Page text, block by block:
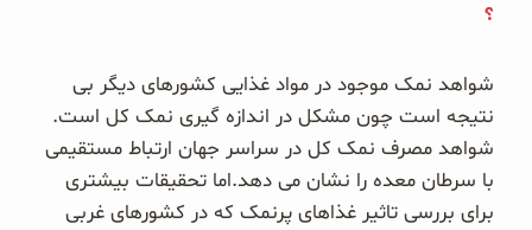
؟
شواهد نمک موجود در مواد غذایی کشورهای دیگر بی
نتیجه است چون مشکل در اندازه گیری نمک کل است.
شواهد مصرف نمک کل در سراسر جهان ارتباط مستقیمی
با سرطان معده را نشان می دهد.اما تحقیقات بیشتری
برای بررسی تاثیر غذاهای پرنمک که در کشورهای غربی